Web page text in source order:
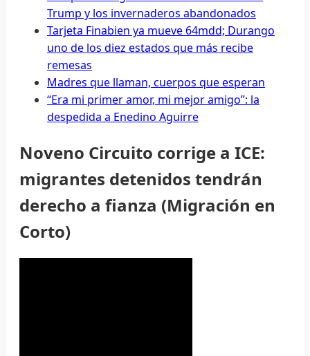
Trump y los invernaderos abandonados
Tarjeta Finabien ya mueve 64mdd; Durango
uno de los diez estados que más recibe
remesas
Madres que llaman, cuerpos que esperan
“Era mi primer amor, mi mejor amigo”: la
despedida a Enedino Aguirre
Noveno Circuito corrige a ICE:
migrantes detenidos tendrán
derecho a fianza (Migración en
Corto)